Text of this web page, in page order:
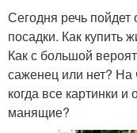
Сегодня речь
посадки. Как купить
Как с большой
саженец или нет? На
когда все картинки
манящие?